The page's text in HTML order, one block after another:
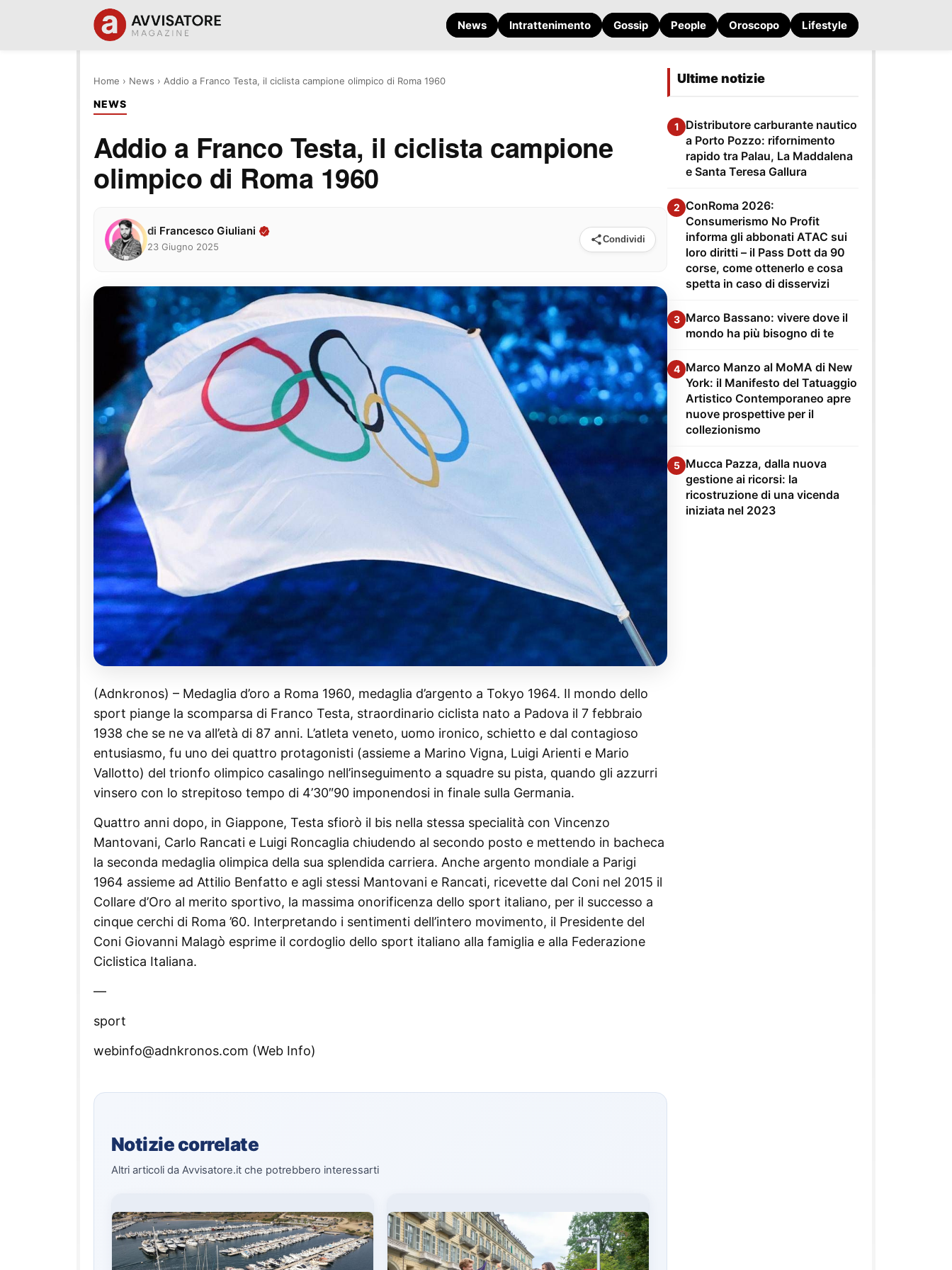
News Intrattenimento Gossip People Oroscopo Lifestyle
Home › News › Addio a Franco Testa, il ciclista campione olimpico di Roma 1960
NEWS
Addio a Franco Testa, il ciclista campione
olimpico di Roma 1960
di Francesco Giuliani
23 Giugno 2025
Condividi
(Adnkronos) – Medaglia d’oro a Roma 1960, medaglia d’argento a Tokyo 1964. Il mondo dello
sport piange la scomparsa di Franco Testa, straordinario ciclista nato a Padova il 7 febbraio
1938 che se ne va all’età di 87 anni. L’atleta veneto, uomo ironico, schietto e dal contagioso
entusiasmo, fu uno dei quattro protagonisti (assieme a Marino Vigna, Luigi Arienti e Mario
Vallotto) del trionfo olimpico casalingo nell’inseguimento a squadre su pista, quando gli azzurri
vinsero con lo strepitoso tempo di 4’30″90 imponendosi in finale sulla Germania.
Quattro anni dopo, in Giappone, Testa sfiorò il bis nella stessa specialità con Vincenzo
Mantovani, Carlo Rancati e Luigi Roncaglia chiudendo al secondo posto e mettendo in bacheca
la seconda medaglia olimpica della sua splendida carriera. Anche argento mondiale a Parigi
1964 assieme ad Attilio Benfatto e agli stessi Mantovani e Rancati, ricevette dal Coni nel 2015 il
Collare d’Oro al merito sportivo, la massima onorificenza dello sport italiano, per il successo a
cinque cerchi di Roma ’60. Interpretando i sentimenti dell’intero movimento, il Presidente del
Coni Giovanni Malagò esprime il cordoglio dello sport italiano alla famiglia e alla Federazione
Ciclistica Italiana.
—
sport
webinfo@adnkronos.com (Web Info)
Notizie correlate
Altri articoli da Avvisatore.it che potrebbero interessarti
Ultime notizie
1
Distributore carburante nautico
a Porto Pozzo: rifornimento
rapido tra Palau, La Maddalena
e Santa Teresa Gallura
2 ConRoma 2026:
Consumerismo No Profit
informa gli abbonati ATAC sui
loro diritti – il Pass Dott da 90
corse, come ottenerlo e cosa
spetta in caso di disservizi
3 Marco Bassano: vivere dove il
mondo ha più bisogno di te
4 Marco Manzo al MoMA di New
York: il Manifesto del Tatuaggio
Artistico Contemporaneo apre
nuove prospettive per il
collezionismo
5 Mucca Pazza, dalla nuova
gestione ai ricorsi: la
ricostruzione di una vicenda
iniziata nel 2023